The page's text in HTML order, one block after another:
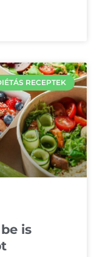
RECEPTEK
is